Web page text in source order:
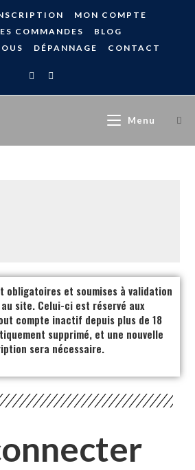
MON COMPTE
COMMANDES
BLOG
DÉPANNAGE CONTACT
Menu
obligatoires et soumises à validation
site. Celui-ci est réservé aux
compte inactif depuis plus de 18
supprimé, et une nouvelle
sera nécessaire.